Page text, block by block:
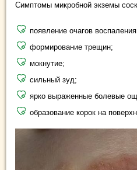
Симптомы микробной экземы
появление очагов
формирование трещин;
мокнутие;
сильный зуд;
ярко выраженные болевые
образование корок на